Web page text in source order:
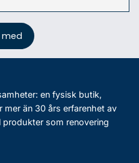
en fysisk butik,
än 30 års erfarenhet av
som renovering